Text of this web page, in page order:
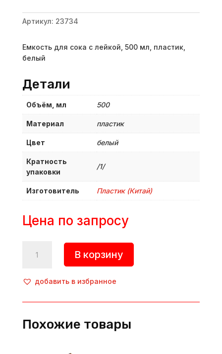
Артикул: 23734
Емкость для сока с лейкой, 500 мл, пластик,
белый
Детали
Объём, мл 500
Материал пластик
Цвет белый
Кратность
упаковки
/1/
Изготовитель Пластик (Китай)
Цена по запросу
товара
для
с
500
В корзину
добавить в избранное
Похожие товары